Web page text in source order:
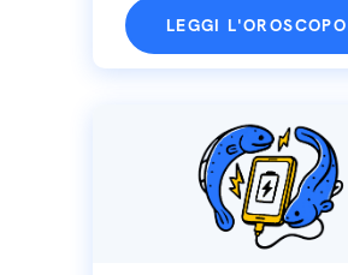
LEGGI L'OROSCOPO